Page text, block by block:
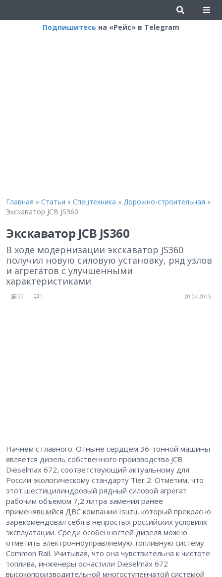
Подпишитесь на «Рейс» в Telegram
Главная » Статьи » Спецтехника » Дорожно-строительная »
Экскаватор JCB JS360
Экскаватор JCB JS360
В ходе модернизации экскаватор JS360
получил новую силовую установку, ряд узлов
и агрегатов с улучшенными
характеристиками
23 1 20.04.2015
Начнем с главного. Отныне сердцем 36-тонной машины
является дизель собственного производства JCB
Dieselmax 672, соответствующий актуальному для
России экологическому стандарту Tier 2. Отметим, что
этот шестицилиндровый рядный силовой агрегат
рабочим объемом 7,2 литра заменил ранее
применявшийся ДВС компании Isuzu, который прекрасно
зарекомендовал себя в непростых российских условиях
эксплуатации. Среди особенностей дизеля можно
отметить электронноуправляемую топливную систему
Common Rail. Учитывая, что она чувствительна к чистоте
топлива, инженеры оснастили Dieselmax 672
высокопроизводительной многоступенчатой системой